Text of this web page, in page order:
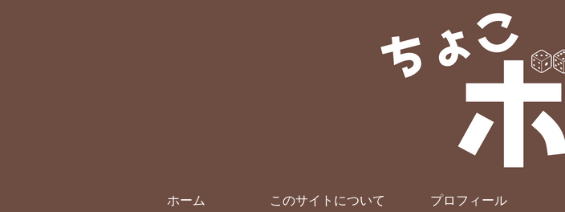
ホーム このサイトについて プロフィール